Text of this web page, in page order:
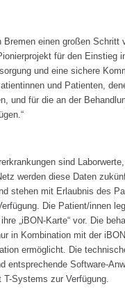
Bremen einen großen Schritt
für den Einstieg
und eine sichere
und Patienten,
und für die an der
sind
werden diese Daten
stehen mit Erlaubnis des
Die Patient/innen
„iBON-Karte“ vor. Die
in Kombination mit der
ermöglicht. Die
entsprechende Software-
Systems zur Verfügung.